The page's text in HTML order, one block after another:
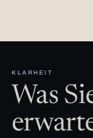
KLARHEIT
Was